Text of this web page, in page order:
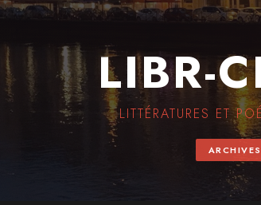
LIBR-
LITTÉRATURES ET